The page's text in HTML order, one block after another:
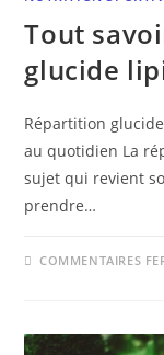
Tout
glucide
Répartition
au quotidien La
sujet qui revient
prendre…
COMMENTAIRES